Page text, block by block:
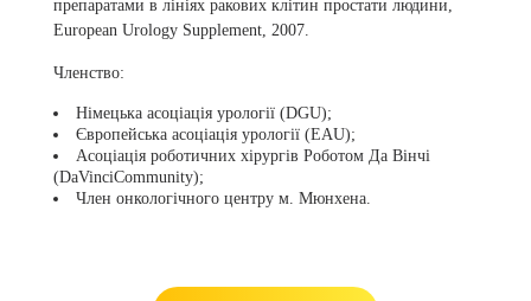
препаратами в лініях ракових клітин простати людини,
European Urology Supplement, 2007.
Членство:
Німецька асоціація урології (DGU);
Європейська асоціація урології (EAU);
Асоціація роботичних хірургів Роботом Да Вінчі
(DaVinciCommunity);
Член онкологічного центру м. Мюнхена.